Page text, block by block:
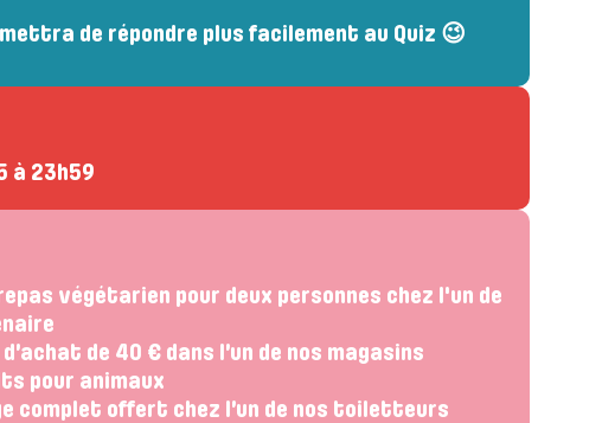
de répondre plus facilement au Quiz 😉
à 23h59
végétarien pour deux personnes chez l'un de
de 40 € dans l’un de nos magasins
pour animaux
complet offert chez l’un de nos toiletteurs